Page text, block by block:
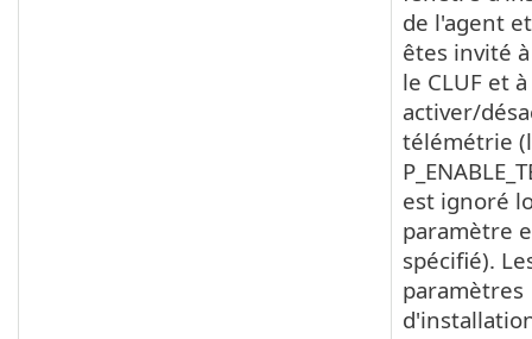
de l'agent
êtes invité
le CLUF et à
activer/
télémétrie
est ignoré
paramètre
spécifié).
paramètres